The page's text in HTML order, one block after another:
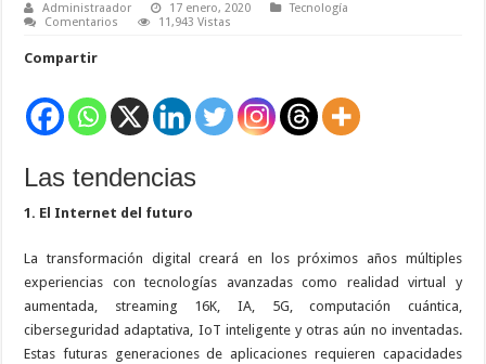
Administraador 17 enero, 2020
Tecnología
Comentarios
11,943 Vistas
Compartir
Las tendencias
1. El Internet del futuro
La transformación digital creará en los próximos años múltiples
experiencias con tecnologías avanzadas como realidad virtual y
aumentada, streaming 16K, IA, 5G, computación cuántica,
ciberseguridad adaptativa, IoT inteligente y otras aún no inventadas.
Estas futuras generaciones de aplicaciones requieren capacidades